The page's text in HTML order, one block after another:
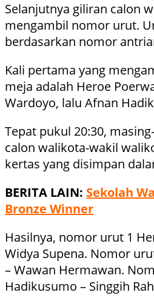
Selanjutnya giliran calon
mengambil nomor urut.
berdasarkan nomor
Kali pertama yang
meja adalah Heroe
Wardoyo, lalu Afnan
Tepat pukul 20:30,
calon walikota-wakil
kertas yang disimpan
BERITA LAIN: Sekolah
Bronze Winner
Hasilnya, nomor urut 1
Widya Supena. Nomor
– Wawan Hermawan.
Hadikusumo – Singgih